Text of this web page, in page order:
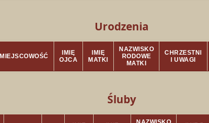
Urodzenia
MIEJSCOWOŚĆ
IMIĘ
OJCA
IMIĘ
MATKI
NAZWISKO
RODOWE
MATKI
CHRZESTNI
I UWAGI
Śluby